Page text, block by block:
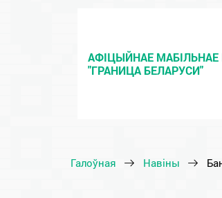
АФІЦЫЙНАЕ
"ГРАНИЦА БЕЛАРУСИ"
Галоўная Навіны